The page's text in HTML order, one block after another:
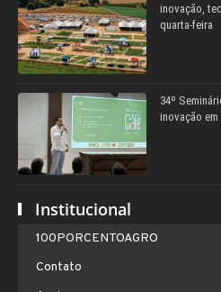
inovação,
quarta-feira
34º
inovação
Institucional
100PORCENTOAGRO
Contato